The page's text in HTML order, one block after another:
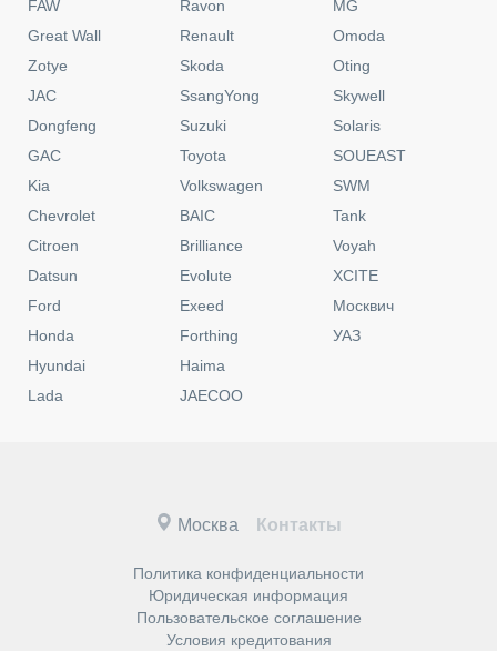
FAW
Great Wall
Zotye
JAC
Dongfeng
GAC
Kia
Chevrolet
Citroen
Datsun
Ford
Honda
Hyundai
Lada
Ravon
Renault
Skoda
SsangYong
Suzuki
Toyota
Volkswagen
BAIC
Brilliance
Evolute
Exeed
Forthing
Haima
JAECOO
MG
Omoda
Oting
Skywell
Solaris
SOUEAST
SWM
Tank
Voyah
XCITE
Москвич
УАЗ
Политика конфиденциальности
Юридическая информация
Пользовательское соглашение
Условия кредитования
Москва Контакты